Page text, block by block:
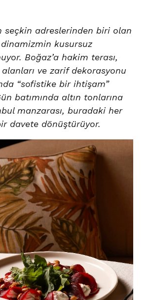
seçkin adreslerinden biri olan
kusursuz
Boğaz’a hakim terası,
ve zarif dekorasyonu
“sofistike bir ihtişam”
batımında altın tonlarına
manzarası, buradaki her
davete dönüştürüyor.